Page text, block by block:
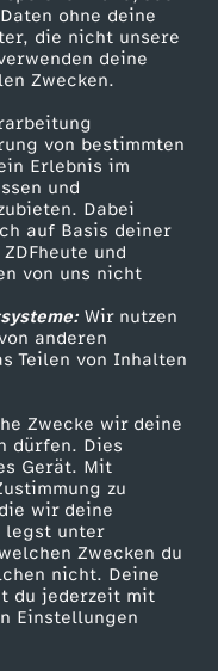
ohne deine
die nicht unsere
deine
Zwecken.
von bestimmten
Erlebnis im
und
Dabei
auf Basis deiner
und
von uns nicht
Wir nutzen
anderen
Teilen von Inhalten
Zwecke wir deine
dürfen. Dies
Gerät. Mit
zu
wir deine
legst unter
Zwecken du
nicht. Deine
du jederzeit mit
Einstellungen
zum ZDF